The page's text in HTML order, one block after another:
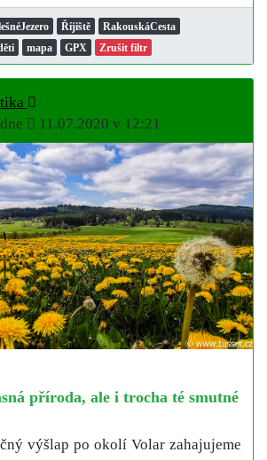
Říjiště
RakouskáCesta
mapa GPX Zrušit filtr
dne 11.07.2020 v 12:21
příroda, ale i trocha té smutné
výšlap po okolí Volar zahajujeme